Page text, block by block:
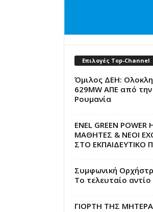
Επιλογές Top-Channel
Όμιλος ΔΕΗ:
629MW ΑΠΕ από
Ρουμανία
ENEL GREEN POWER
ΜΑΘΗΤΕΣ & ΝΕΟΙ
ΣΤΟ ΕΚΠΑΙΔΕΥΤΙΚΟ
Συμφωνική
Το τελευταίο
ΓΙΟΡΤΗ ΤΗΣ